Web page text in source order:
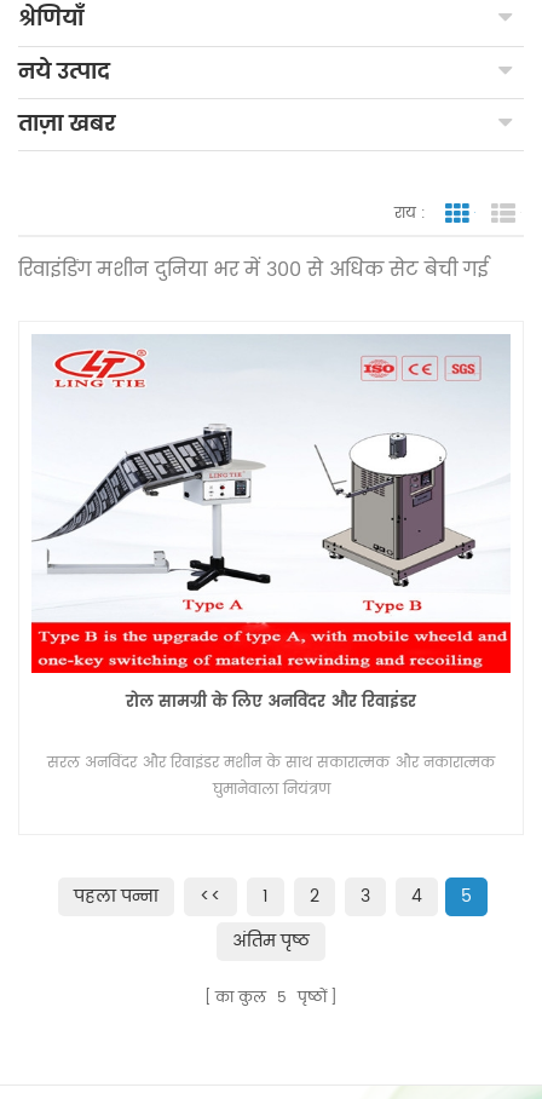
श्रेणियाँ
नये उत्पाद
ताज़ा खबर
राय : जाली
रिवाइंडिंग मशीन दुनिया भर में 300 से अधिक सेट बेची गई
रोल सामग्री के लिए अनविंदर और रिवाइंडर
सरल अनविंदर और रिवाइंडर मशीन के साथ सकारात्मक और नकारात्मक
घुमानेवाला नियंत्रण
पहला पन्ना << 1 2 3 4
5
अंतिम पृष्ठ
का कुल 5 पृष्ठों